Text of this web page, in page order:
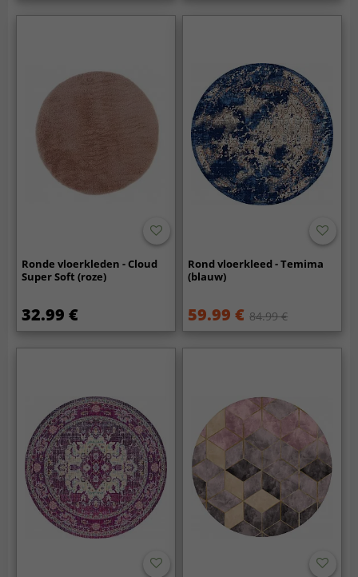
Ronde vloerkleden - Cloud
Super Soft (roze)
32.99 €
Rond vloerkleed - Temima
(blauw)
59.99 € 84.99 €